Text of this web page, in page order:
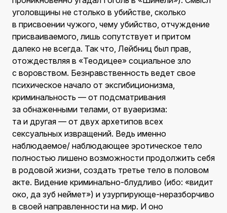
уголовщины не столько в убийстве, сколько
в присвоении чужого, чему убийство, отчуждение
присваиваемого, лишь сопутствует и притом
далеко не всегда. Так что, Лейбниц был прав,
отождествляя в «Теодицее» социальное зло
с воровством. Безнравственность ведет свое
психическое начало от эксгибиционизма,
криминальность — от подсматривания
за обнаженными телами, от вуаеризма:
та и другая — от двух архетипов всех
сексуальных извращений. Ведь именно
наблюдаемое/ наблюдающее эротическое тело
полностью лишено возможности продолжить себя
в родовой жизни, создать третье тело в половом
акте. Видение криминально-блудливо (ибо: «видит
око, да зуб неймет») и узурпирующе-неразборчиво
в своей направленности на мир. И оно